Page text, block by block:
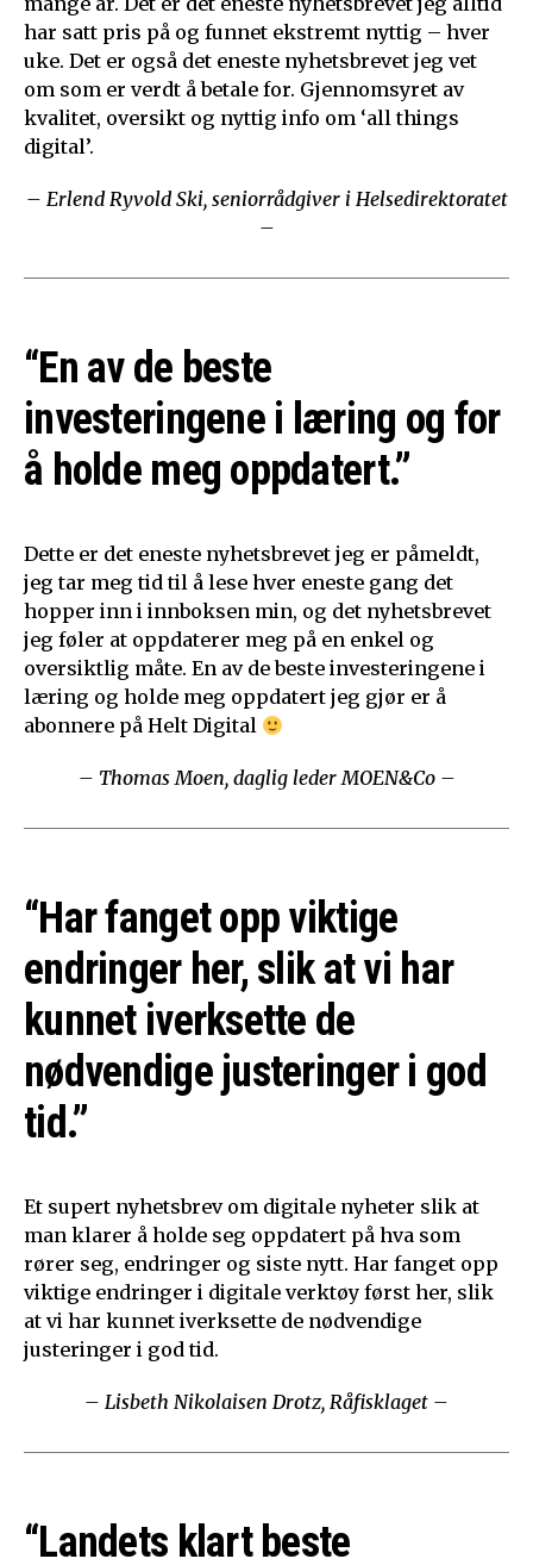
har satt pris på og funnet ekstremt nyttig – hver
uke. Det er også det eneste nyhetsbrevet jeg vet
om som er verdt å betale for. Gjennomsyret av
kvalitet, oversikt og nyttig info om ‘all things
digital’.
– Erlend Ryvold Ski, seniorrådgiver i Helsedirektoratet
–
“En av de beste
investeringene i læring og for
å holde meg oppdatert.”
Dette er det eneste nyhetsbrevet jeg er påmeldt,
jeg tar meg tid til å lese hver eneste gang det
hopper inn i innboksen min, og det nyhetsbrevet
jeg føler at oppdaterer meg på en enkel og
oversiktlig måte. En av de beste investeringene i
læring og holde meg oppdatert jeg gjør er å
abonnere på Helt Digital
– Thomas Moen, daglig leder MOEN&Co –
“Har fanget opp viktige
endringer her, slik at vi har
kunnet iverksette de
nødvendige justeringer i god
tid.”
Et supert nyhetsbrev om digitale nyheter slik at
man klarer å holde seg oppdatert på hva som
rører seg, endringer og siste nytt. Har fanget opp
viktige endringer i digitale verktøy først her, slik
at vi har kunnet iverksette de nødvendige
justeringer i god tid.
– Lisbeth Nikolaisen Drotz, Råfisklaget –
“Landets klart beste